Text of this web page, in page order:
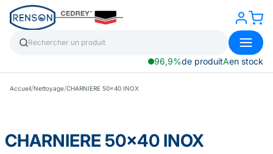
96,9%de produitAen stock
Accueil/Nettoyage/CHARNIERE 50x40 INOX
CHARNIERE 50x40 INOX